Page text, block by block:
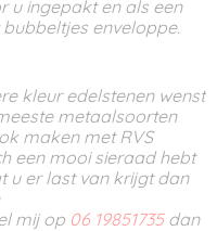
u ingepakt en als een
enveloppe.
kleur edelstenen wenst
metaalsoorten
maken met RVS
een mooi sieraad hebt
u er last van krijgt dan
mij op 06 19851735dan